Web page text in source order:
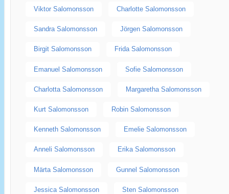
Viktor Salomonsson Charlotte Salomonsson
Sandra Salomonsson Jörgen Salomonsson
Birgit Salomonsson Frida Salomonsson
Emanuel Salomonsson Sofie Salomonsson
Charlotta Salomonsson Margaretha Salomonsson
Kurt Salomonsson Robin Salomonsson
Kenneth Salomonsson Emelie Salomonsson
Anneli Salomonsson Erika Salomonsson
Märta Salomonsson Gunnel Salomonsson
Jessica Salomonsson Sten Salomonsson